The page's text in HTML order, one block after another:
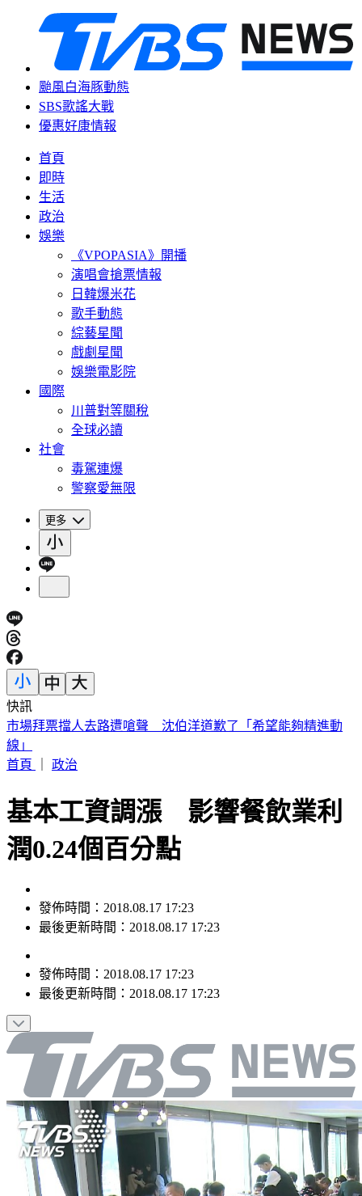
颱風白海豚動態
SBS歌謠大戰
優惠好康情報
首頁
即時
生活
政治
娛樂
《VPOPASIA》開播
演唱會搶票情報
日韓爆米花
歌手動態
綜藝星聞
戲劇星聞
娛樂電影院
國際
川普對等關稅
全球必讀
社會
毒駕連爆
警察愛無限
更多
快訊
高雄帥哥公關失聯！房東急進門 驚見他「死亡多時」陳屍屋
內
首頁
政治
基本工資調漲 影響餐飲業利
潤0.24個百分點
發佈時間：2018.08.17 17:23
最後更新時間：2018.08.17 17:23
發佈時間： 2018.08.17 17:23
最後更新時間： 2018.08.17 17:23